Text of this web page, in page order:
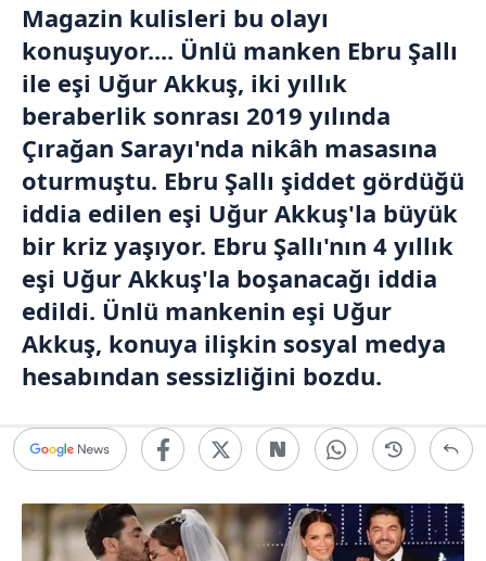
Magazin kulisleri bu olayı
konuşuyor.... Ünlü manken Ebru Şallı
ile eşi Uğur Akkuş, iki yıllık
beraberlik sonrası 2019 yılında
Çırağan Sarayı'nda nikâh masasına
oturmuştu. Ebru Şallı şiddet gördüğü
iddia edilen eşi Uğur Akkuş'la büyük
bir kriz yaşıyor. Ebru Şallı'nın 4 yıllık
eşi Uğur Akkuş'la boşanacağı iddia
edildi. Ünlü mankenin eşi Uğur
Akkuş, konuya ilişkin sosyal medya
hesabından sessizliğini bozdu.